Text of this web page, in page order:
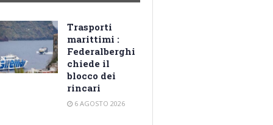
Trasporti
marittimi :
Federalberghi
chiede il
blocco dei
rincari
6 AGOSTO 2026